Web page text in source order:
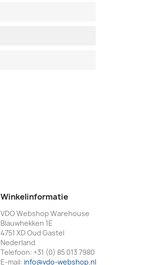
Winkelinformatie
VDO Webshop Warehouse
Blauwhekken 1E
4751 XD Oud Gastel
Nederland
Telefoon: +31 (0) 85 013 7980
E-mail: info@vdo-webshop.nl